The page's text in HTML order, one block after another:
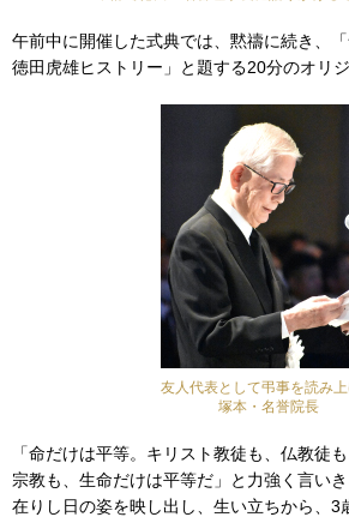
午前中に開催した式典では、黙禱に続き、
徳田虎雄ヒストリー」と題する20分のオリ
友人代表として弔事を読み
塚本・名誉院長
「命だけは平等。キリスト教徒も、仏教徒
宗教も、生命だけは平等だ」と力強く言い
在りし日の姿を映し出し、生い立ちから、3